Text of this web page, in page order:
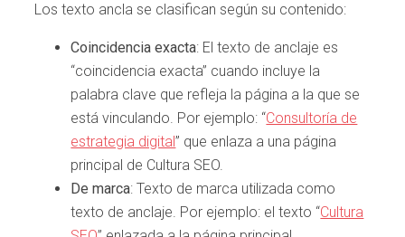
Los texto ancla se clasifican según su contenido:
Coincidencia exacta: El texto de anclaje es
“coincidencia exacta” cuando incluye la
palabra clave que refleja la página a la que se
está vinculando. Por ejemplo: “Consultoría de
estrategia digital” que enlaza a una página
principal de Cultura SEO.
De marca: Texto de marca utilizada como
texto de anclaje. Por ejemplo: el texto “Cultura